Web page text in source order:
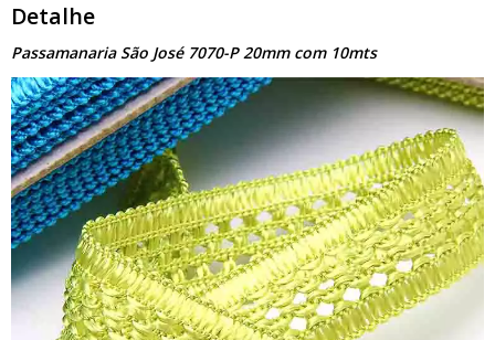
Detalhe
Passamanaria São José 7070-P 20mm com 10mts